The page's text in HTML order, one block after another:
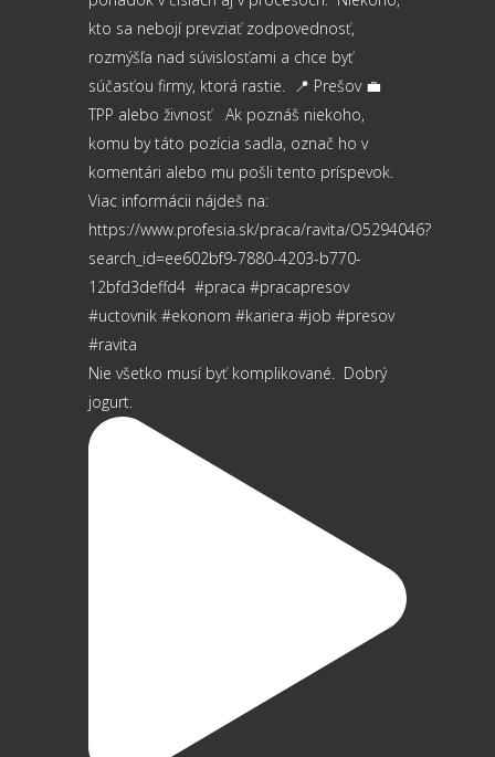
Nie všetko musí byť komplikované.⁠ ⁠ Dobrý
jogurt.